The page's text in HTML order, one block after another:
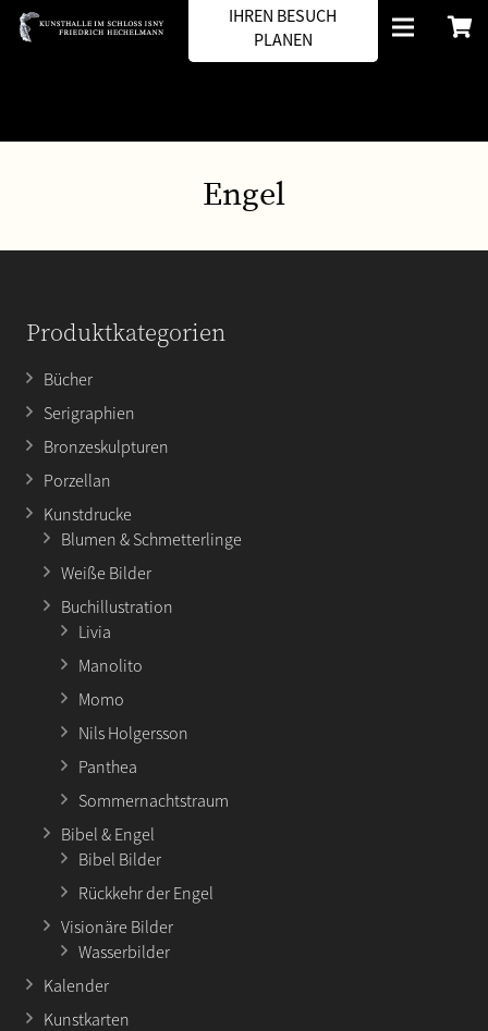
IHREN BESUCH
PLANEN
Engel
Produktkategorien
Bücher
Serigraphien
Bronzeskulpturen
Porzellan
Kunstdrucke
Blumen & Schmetterlinge
Weiße Bilder
Buchillustration
Livia
Manolito
Momo
Nils Holgersson
Panthea
Sommernachtstraum
Bibel & Engel
Bibel Bilder
Rückkehr der Engel
Visionäre Bilder
Wasserbilder
Kalender
Kunstkarten